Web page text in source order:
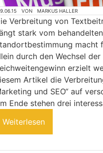
VON MARKUS HALLER
Verbreitung von
stark vom
macht
durch den Wechsel
erzielt
Artikel die
und SEO“ auf
Ende stehen drei
Weiterlesen